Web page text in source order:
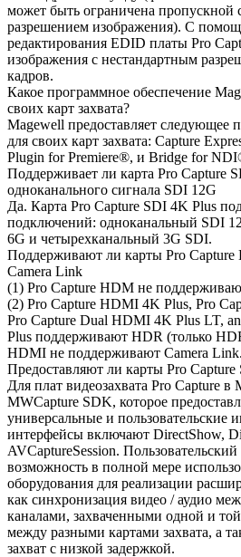
может быть ограничена пропускной
разрешением изображения). С
редактирования EDID платы Pro
изображения с нестандартным
кадров.
Какое программное обеспечение
своих карт захвата?
Magewell предоставляет следующее
для своих карт захвата: Capture
Plugin for Premiere®, и Bridge for
Поддерживает ли карта Pro Capture
одноканального сигнала SDI 12G
Да. Карта Pro Capture SDI 4K Plus
подключений: одноканальный SDI
6G и четырехканальный 3G SDI.
Поддерживают ли карты Pro
Camera Link
(1) Pro Capture HDM не
(2) Pro Capture HDMI 4K Plus, Pro
Pro Capture Dual HDMI 4K Plus LT,
Plus поддерживают HDR (только
HDMI не поддерживают Camera Link.
Предоставляют ли карты Pro Capture
Для плат видеозахвата Pro Capture в
MWCapture SDK, которое
универсальные и
интерфейсы включают DirectShow,
AVCaptureSession.
возможность в полной мере
оборудования для реализации
как синхронизация видео / аудио
каналами, захваченными одной и
между разными картами захвата, а
захват с низкой задержкой.